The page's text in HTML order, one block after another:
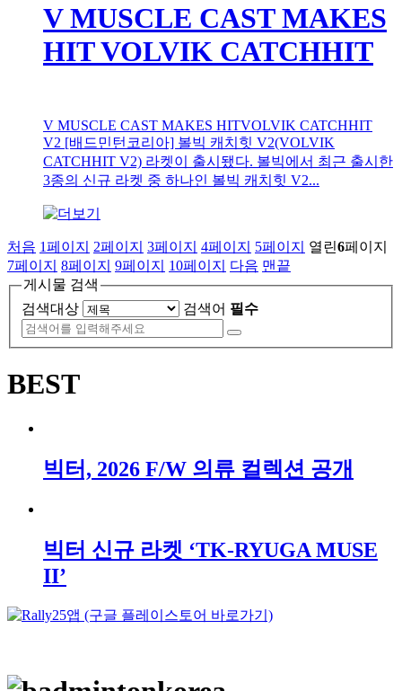
V MUSCLE CAST MAKES
HIT VOLVIK CATCHHIT
V MUSCLE CAST MAKES HITVOLVIK CATCHHIT
V2 [배드민턴코리아] 볼빅 캐치힛 V2(VOLVIK
CATCHHIT V2) 라켓이 출시됐다. 볼빅에서 최근 출시한
3종의 신규 라켓 중 하나인 볼빅 캐치힛 V2...
처음 1페이지 2페이지 3페이지 4페이지 5페이지 열린6페이지
7페이지 8페이지 9페이지 10페이지 다음 맨끝
게시물 검색
검색대상
검색어 필수
BEST
빅터, 2026 F/W 의류 컬렉션 공개
빅터 신규 라켓 ‘TK-RYUGA MUSE
II’